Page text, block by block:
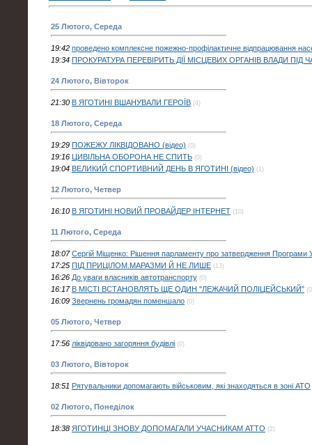
25 Лютого, Середа
19:42 проведено комплексне пожежно-профілактичне відпрацювання
19:34 ПРОКУРАТУРА ПЕРЕВІРИТЬ ДІЇ МІСЦЕВИХ ОРГАНІВ ВЛАДИ ПІД
24 Лютого, Вівторок
21:30 В ЯГОТИНІ ВШАНУВАЛИ ГЕРОЇВ (4)
18 Лютого, Середа
19:29 ПОЖЕЖУ ЛІКВІДОВАНО (відео) (0)
19:16 ЦИВІЛЬНА ОБОРОНА НЕ СПИТЬ (0)
19:04 ВЕЛИКИЙ СПОРТИВНИЙ ДЕНЬ В ЯГОТИНІ (відео) (1)
12 Лютого, Четвер
16:10 В ЯГОТИНІ НОВИЙ ПРОВАЙДЕР ІНТЕРНЕТ (10)
11 Лютого, Середа
18:07 Сергій Міщенко: Рішення парламенту про затвердження Програми
17:25 ПІД ПРИЦІЛОМ.МАРАЗМИ Й НЕ ЛИШЕ (13)
16:26 До уваги власників автотранспорту (0)
16:17 В МІСТІ ВСТАНОВЛЯТЬ ЩЕ ОДИН "ЛЕЖАЧИЙ ПОЛІЦЕЙСЬКИЙ"
16:09 Звернень громадян поменшало (0)
05 Лютого, Четвер
17:56 ліквідовано загоряння будівлі (0)
03 Лютого, Вівторок
18:51 Рятувальники допомагають військовим, які знаходяться в зоні АТО
02 Лютого, Понеділок
18:38 ЯГОТИНЦІ ЗНОВУ ДОПОМАГАЛИ УЧАСНИКАМ АТТО (2)